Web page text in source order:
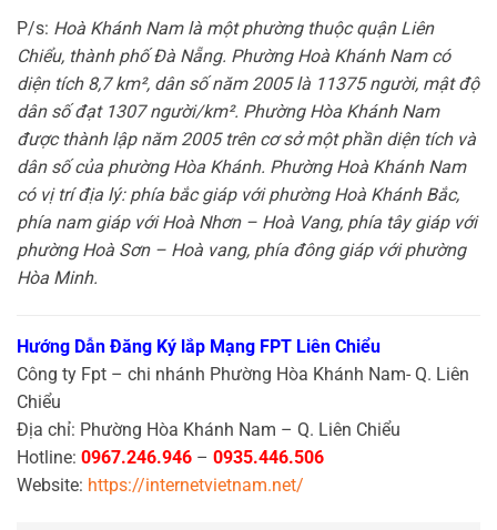
P/s: Hoà Khánh Nam là một phường thuộc quận Liên
Chiểu, thành phố Đà Nẵng. Phường Hoà Khánh Nam có
diện tích 8,7 km², dân số năm 2005 là 11375 người, mật độ
dân số đạt 1307 người/km². Phường Hòa Khánh Nam
được thành lập năm 2005 trên cơ sở một phần diện tích và
dân số của phường Hòa Khánh. Phường Hoà Khánh Nam
có vị trí địa lý: phía bắc giáp với phường Hoà Khánh Bắc,
phía nam giáp với Hoà Nhơn – Hoà Vang, phía tây giáp với
phường Hoà Sơn – Hoà vang, phía đông giáp với phường
Hòa Minh.
Hướng Dẫn Đăng Ký lắp Mạng FPT Liên Chiểu
Công ty Fpt – chi nhánh Phường Hòa Khánh Nam- Q. Liên
Chiểu
Địa chỉ: Phường Hòa Khánh Nam – Q. Liên Chiểu
Hotline: 0967.246.946 – 0935.446.506
Website: https://internetvietnam.net/